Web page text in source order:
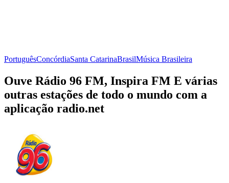
PortuguêsConcórdiaSanta CatarinaBrasilMúsica Brasileira
Ouve Rádio 96 FM, Inspira FM E várias
outras estações de todo o mundo com a
aplicação radio.net